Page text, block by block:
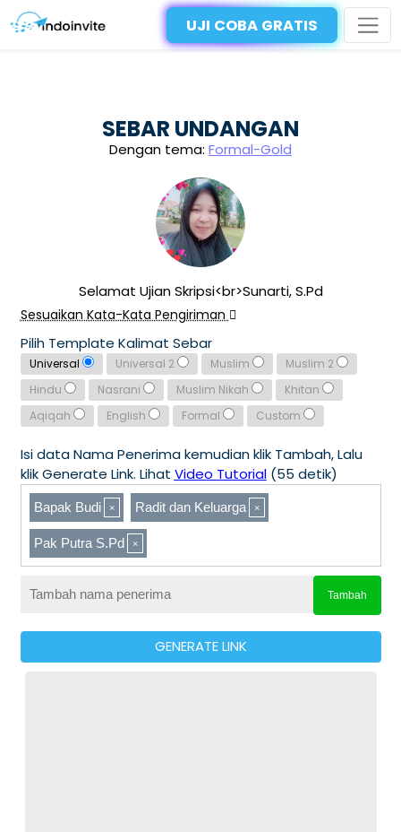
UJI COBA GRATIS
SEBAR UNDANGAN
Dengan tema: Formal-Gold
Selamat Ujian Skripsi<br>Sunarti, S.Pd
Sesuaikan Kata-Kata Pengiriman
Pilih Template Kalimat Sebar
Universal Universal 2 Muslim
Muslim 2
Hindu
Nasrani Muslim Nikah
Khitan
Aqiqah
English Formal Custom
Isi data Nama Penerima kemudian klik Tambah, Lalu
klik Generate Link. Lihat Video Tutorial(55 detik)
Bapak Budi Radit dan Keluarga
Pak Putra S.Pd
Tambah
GENERATE LINK